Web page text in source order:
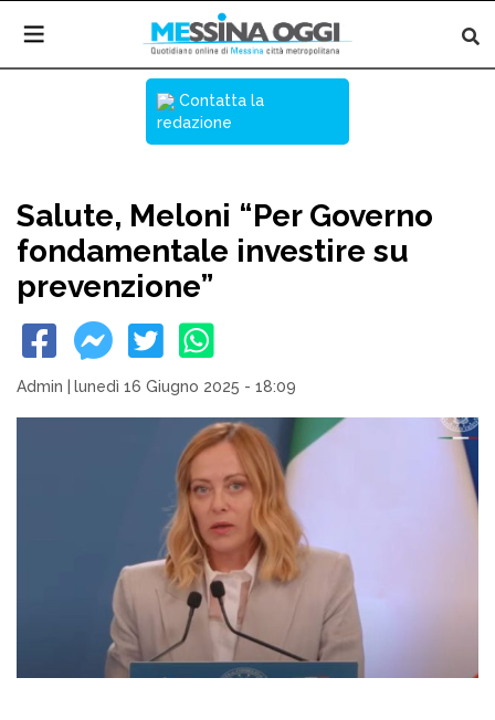
Contatta la
redazione
Salute, Meloni “Per Governo
fondamentale investire su
prevenzione”
Admin lunedì 16 Giugno 2025 - 18:09